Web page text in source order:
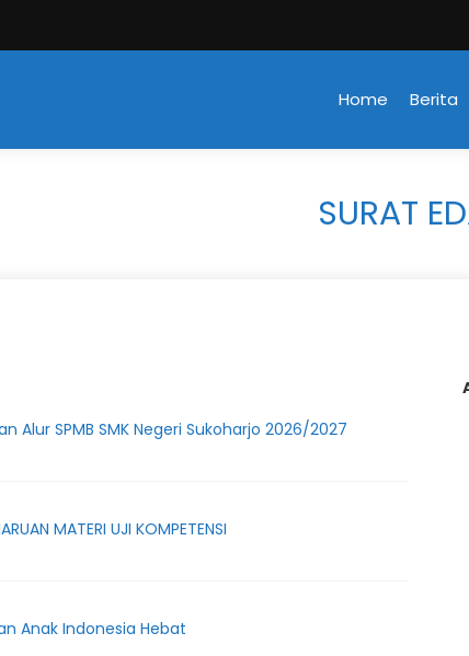
Home Berita
SURAT
Alur SPMB SMK Negeri Sukoharjo 2026/2027
MATERI UJI KOMPETENSI
Anak Indonesia Hebat